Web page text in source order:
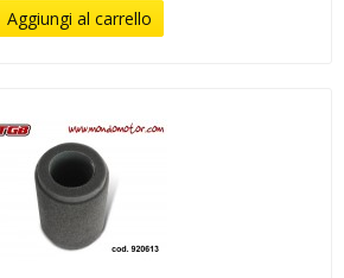
Aggiungi al carrello